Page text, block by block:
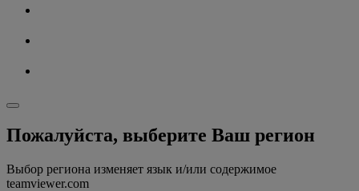
Пожалуйста, выберите Ваш регион
Выбор региона изменяет язык и/или содержимое
teamviewer.com